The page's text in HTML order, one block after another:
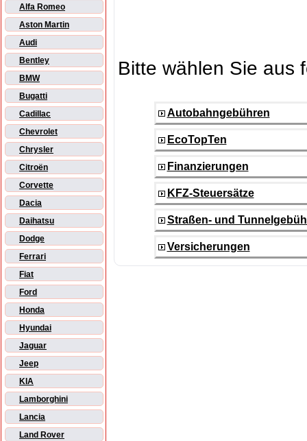
Alfa Romeo
Aston Martin
Audi
Bentley
BMW
Bugatti
Cadillac
Chevrolet
Chrysler
Citroën
Corvette
Dacia
Daihatsu
Dodge
Ferrari
Fiat
Ford
Honda
Hyundai
Jaguar
Jeep
KIA
Lamborghini
Lancia
Land Rover
Bitte wählen Sie aus
Autobahngebühren
EcoTopTen
Finanzierungen
KFZ-Steuersätze
Straßen- und
Versicherungen